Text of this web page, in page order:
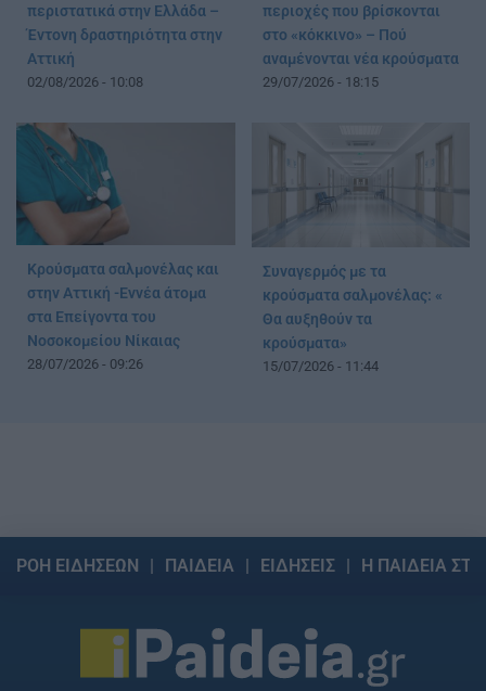
περιστατικά στην Ελλάδα –
Έντονη δραστηριότητα στην
Αττική
02/08/2026 - 10:08
περιοχές που βρίσκονται
στο «κόκκινο» – Πού
αναμένονται νέα κρούσματα
29/07/2026 - 18:15
Κρούσματα σαλμονέλας και
στην Αττική -Εννέα άτομα
στα Επείγοντα του
Νοσοκομείου Νίκαιας
28/07/2026 - 09:26
Συναγερμός με τα
κρούσματα σαλμονέλας: «
Θα αυξηθούν τα
κρούσματα»
15/07/2026 - 11:44
ΡΟΗ ΕΙΔΗΣΕΩΝ ΠΑΙΔΕΙΑ ΕΙΔΗΣΕΙΣ Η ΠΑΙΔΕΙΑ